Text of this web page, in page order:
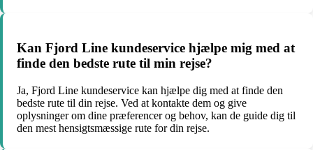
Kan Fjord Line kundeservice hjælpe mig med at
finde den bedste rute til min rejse?
Ja, Fjord Line kundeservice kan hjælpe dig med at finde den
bedste rute til din rejse. Ved at kontakte dem og give
oplysninger om dine præferencer og behov, kan de guide dig til
den mest hensigtsmæssige rute for din rejse.